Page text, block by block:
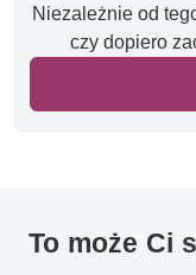
Niezależnie od
czy dopiero
To może Ci